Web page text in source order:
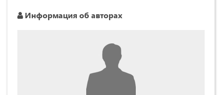
Информация об авторах